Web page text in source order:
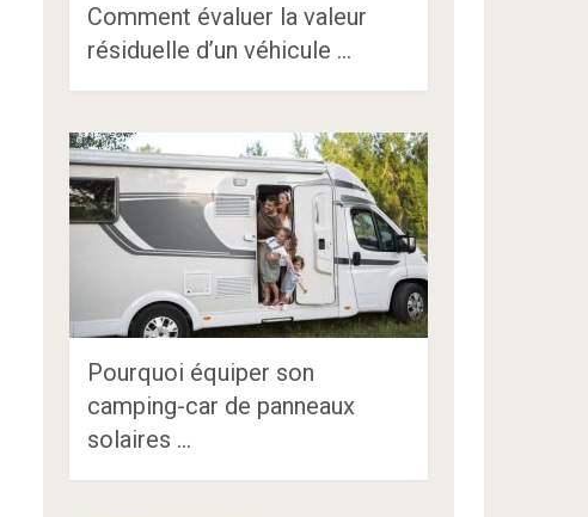
Comment évaluer la valeur
résiduelle d’un véhicule …
Pourquoi équiper son
camping-car de panneaux
solaires …